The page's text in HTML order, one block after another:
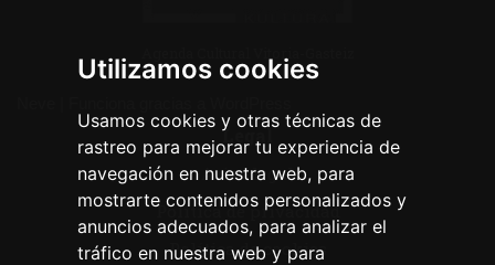
Utilizamos cookies
Usamos cookies y otras técnicas de
rastreo para mejorar tu experiencia de
navegación en nuestra web, para
mostrarte contenidos personalizados y
anuncios adecuados, para analizar el
tráfico en nuestra web y para
Legal
Aviso legal
Política de privacidad
Política de cookies